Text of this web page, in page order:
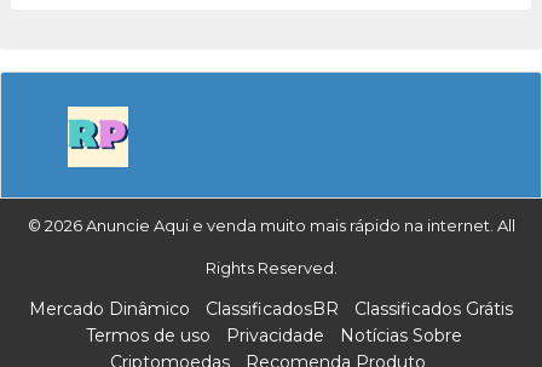
© 2026 Anuncie Aqui e venda muito mais rápido na internet. All
Rights Reserved.
Mercado Dinâmico ClassificadosBR
Classificados Grátis
Termos de uso
Privacidade
Notícias Sobre
Criptomoedas
Recomenda Produto